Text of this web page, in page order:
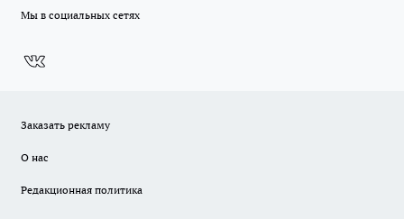
Мы в социальных сетях
Заказать рекламу
О нас
Редакционная политика